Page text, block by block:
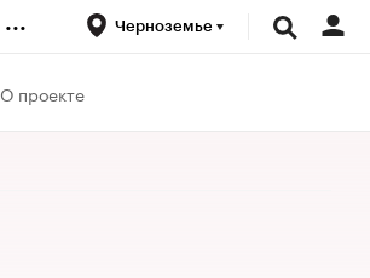
... Черноземье
О проекте